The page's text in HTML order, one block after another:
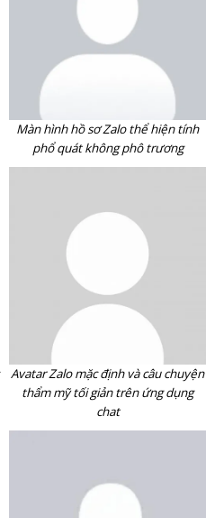
Màn hình hồ sơ Zalo thể hiện tính
phổ quát không phô trương
Avatar Zalo mặc định và câu chuyện
thẩm mỹ tối giản trên ứng dụng
chat